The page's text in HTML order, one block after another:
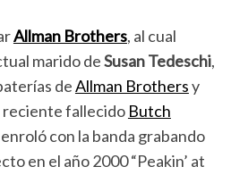
Allman Brothers, al cual
marido deSusan Tedeschi,
deAllman Brothersy
fallecido Butch
con la banda grabando
en el año 2000 “Peakin’ at